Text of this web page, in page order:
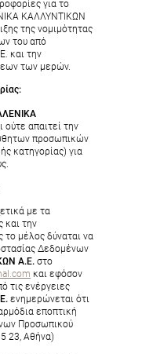
για το
ΚΑΛΛΥΝΤΙΚΩΝ
της νομιμότητας
του από
και την
των μερών.
ούτε απαιτεί την
προσωπικών
κατηγορίας) για
με τα
και την
το μέλος δύναται να
Δεδομένων
Α.Ε. στο
και εφόσον
τις ενέργειες
ενημερώνεται ότι
εποπτική
Προσωπικού
23, Αθήνα)